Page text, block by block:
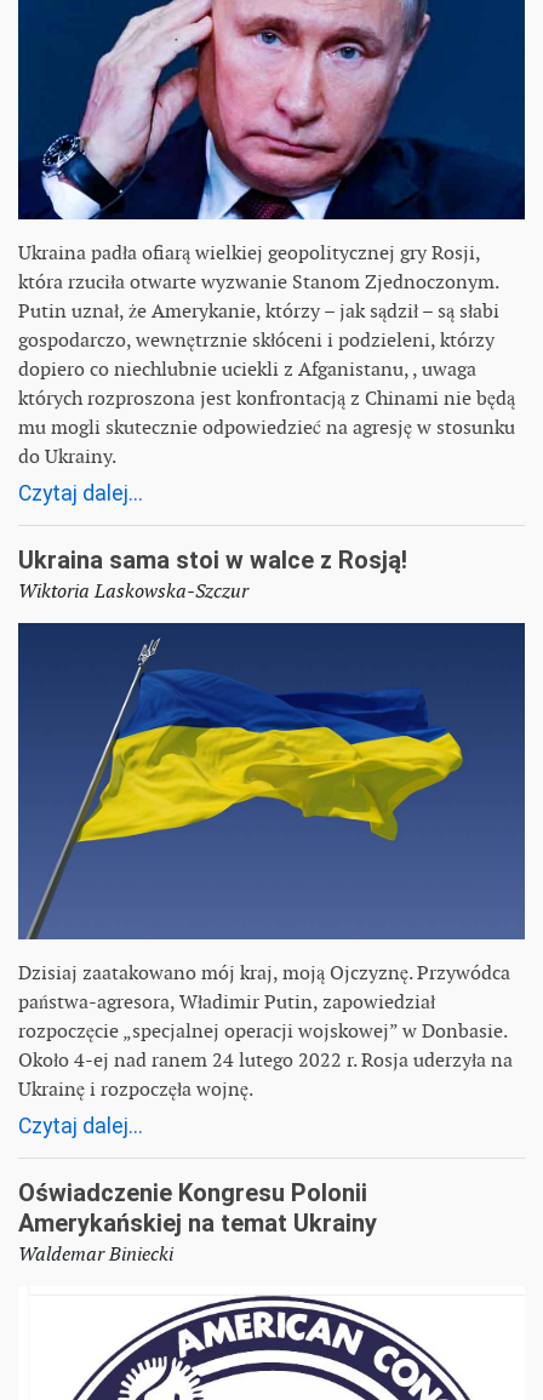
Ukraina padła ofiarą wielkiej geopolitycznej gry Rosji,
która rzuciła otwarte wyzwanie Stanom Zjednoczonym.
Putin uznał, że Amerykanie, którzy – jak sądził – są słabi
gospodarczo, wewnętrznie skłóceni i podzieleni, którzy
dopiero co niechlubnie uciekli z Afganistanu, , uwaga
których rozproszona jest konfrontacją z Chinami nie będą
mu mogli skutecznie odpowiedzieć na agresję w stosunku
do Ukrainy.
Czytaj dalej...
Ukraina sama stoi w walce z Rosją!
Wiktoria Laskowska-Szczur
Dzisiaj zaatakowano mój kraj, moją Ojczyznę. Przywódca
państwa-agresora, Władimir Putin, zapowiedział
rozpoczęcie „specjalnej operacji wojskowej” w Donbasie.
Około 4-ej nad ranem 24 lutego 2022 r. Rosja uderzyła na
Ukrainę i rozpoczęła wojnę.
Czytaj dalej...
Oświadczenie Kongresu Polonii
Amerykańskiej na temat Ukrainy
Waldemar Biniecki